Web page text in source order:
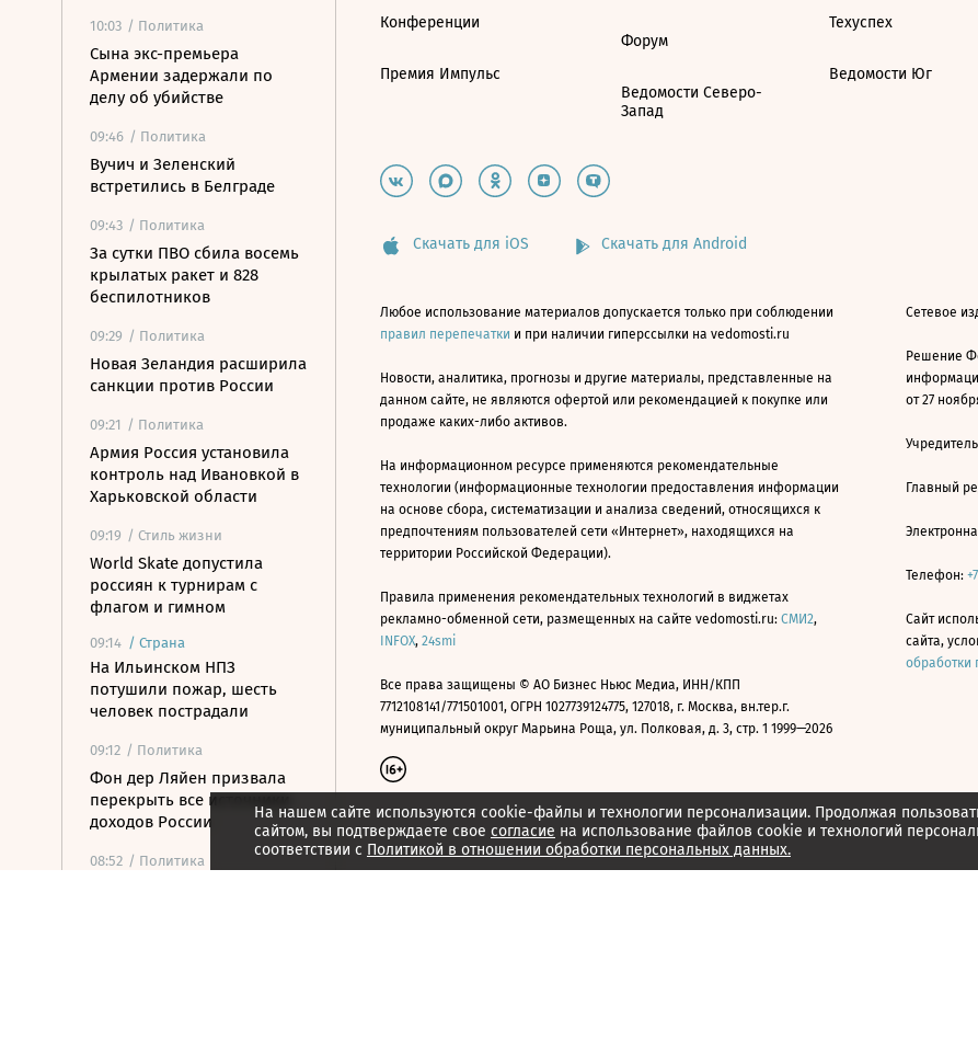
10:03 / Политика
Сына экс-премьера
Армении задержали по
делу об убийстве
09:46 / Политика
Вучич и Зеленский
встретились в Белграде
09:43 / Политика
За сутки ПВО сбила восемь
крылатых ракет и 828
беспилотников
09:29 / Политика
Новая Зеландия расширила
санкции против России
09:21 / Политика
Армия Россия установила
контроль над Ивановкой в
Харьковской области
09:19 / Стиль жизни
World Skate допустила
россиян к турнирам с
флагом и гимном
09:14 / Страна
На Ильинском НПЗ
потушили пожар, шесть
человек пострадали
09:12 / Политика
Фон дер Ляйен призвала
перекрыть все источники
доходов России
08:52 / Политика
На нашем сайте используются cookie-файлы и технологии персонализации. Продолжая
сайтом, вы подтверждаете свое согласие на использование файлов cookie и технологий
соответствии с Политикой в отношении обработки персональных данных.
Конференции
Премия Импульс
Форум
Ведомости Северо-
Запад
Техуспех
Ведомости Юг
Скачать для iOS Скачать для Android
Любое использование материалов допускается только при соблюдении
правил перепечатки и при наличии гиперссылки на vedomosti.ru
Новости, аналитика, прогнозы и другие материалы, представленные на
данном сайте, не являются офертой или рекомендацией к покупке или
продаже каких-либо активов.
На информационном ресурсе применяются рекомендательные
технологии (информационные технологии предоставления информации
на основе сбора, систематизации и анализа сведений, относящихся к
предпочтениям пользователей сети «Интернет», находящихся на
территории Российской Федерации).
Правила применения рекомендательных технологий в виджетах
рекламно-обменной сети, размещенных на сайте vedomosti.ru: СМИ2,
INFOX, 24smi
Все права защищены © АО Бизнес Ньюс Медиа, ИНН/КПП
7712108141/771501001, ОГРН 1027739124775, 127018, г. Москва, вн.тер.г.
муниципальный округ Марьина Роща, ул. Полковая, д. 3, стр. 1 1999—2026
Сетевое
Решение
от 27
Главный
Телефон:
Сайт
сайта,
обработки